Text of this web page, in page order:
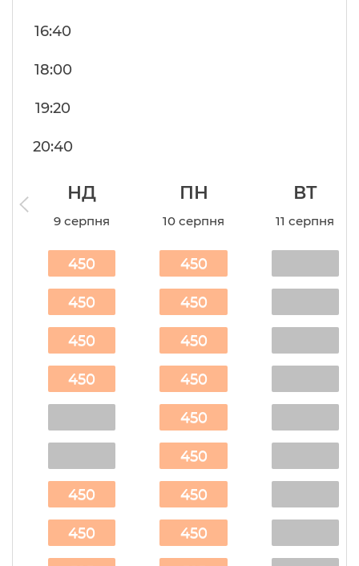
16:40
18:00
19:20
20:40
НД
9 серпня
450
450
450
450
450
450
ПН
10 серпня
450
450
450
450
450
450
450
450
ВТ
11 серпня